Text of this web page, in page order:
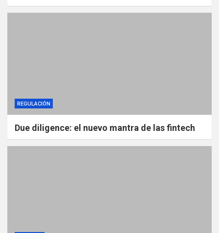
REGULACIÓN
Due diligence: el nuevo mantra de las fintech